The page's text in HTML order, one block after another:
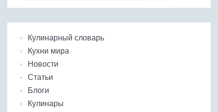
Кулинарный словарь
Кухни мира
Новости
Статьи
Блоги
Кулинары